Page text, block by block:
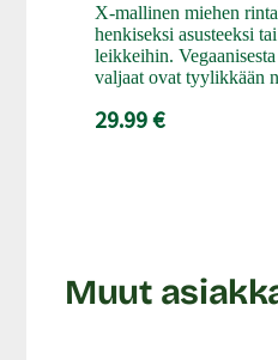
X-mallinen miehen
henkiseksi asusteeksi
leikkeihin.
valjaat ovat tyylikkään
29.99 €
Muut